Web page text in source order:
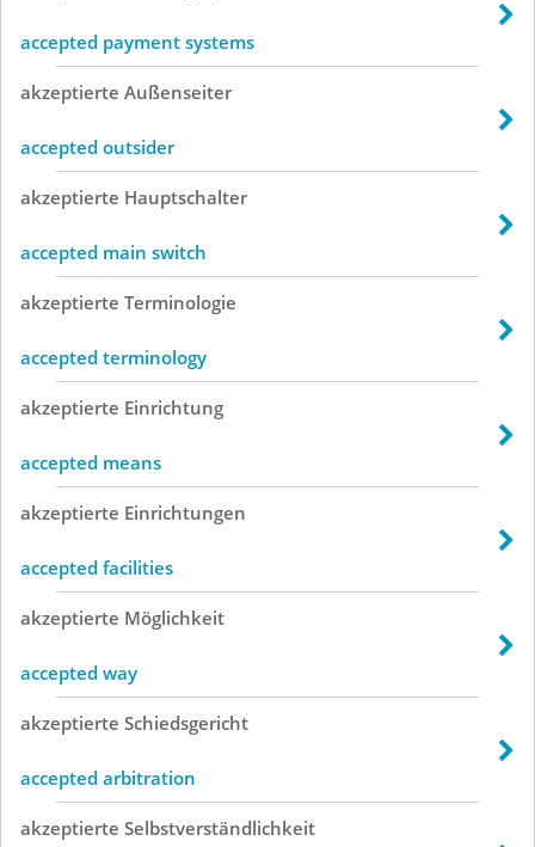
accepted payment systems
akzeptierte Außenseiter
accepted outsider
akzeptierte Hauptschalter
accepted main switch
akzeptierte Terminologie
accepted terminology
akzeptierte Einrichtung
accepted means
akzeptierte Einrichtungen
accepted facilities
akzeptierte Möglichkeit
accepted way
akzeptierte Schiedsgericht
accepted arbitration
akzeptierte Selbstverständlichkeit